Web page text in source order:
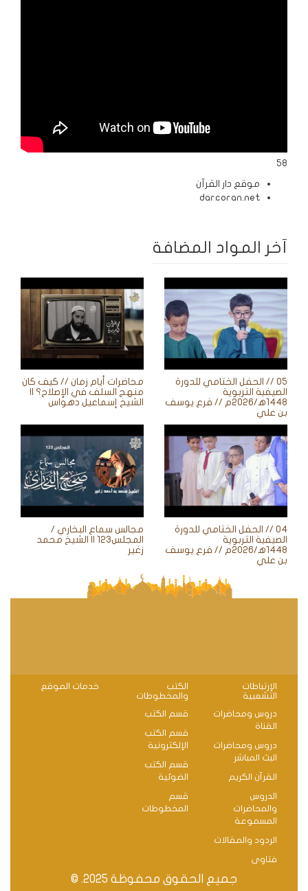
58
موقع دار القرآن
darcoran.net
آخر المواد المضافة
محاضرات أيام زمان // كيف كان
منهج السلف في الإصلاح؟ ||
الشيخ إسماعيل دهواس
05 // الحفل الختامي للدورة
الصيفية التربوية
1448ه‍/2026م // فرع يوسف
بن علي
مجالس سماع البخاري /
المجلس123 || الشيخ محمد
زغير
04 // الحفل الختامي للدورة
الصيفية التربوية
1448ه‍/2026م // فرع يوسف
بن علي
الإرتباطات
التشعبية
دروس ومحاضرات
القناة
دروس ومحاضرات
البث المباشر
القرآن الكريم
الدروس
والمحاضرات
المسموعة
الردود والمقالات
فتاوى
الكتب
والمخطوطات
قسم الكتب
قسم الكتب
الإلكترونية
قسم الكتب
الضوئية
قسم
المخطوطات
خدمات الموقع
جميع الحقوق محفوظة 2025. ©